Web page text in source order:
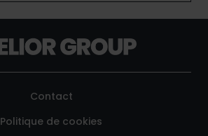
Contact
Politique de cookies